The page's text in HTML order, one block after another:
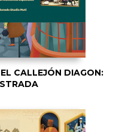
CALLEJÓN DIAGON: